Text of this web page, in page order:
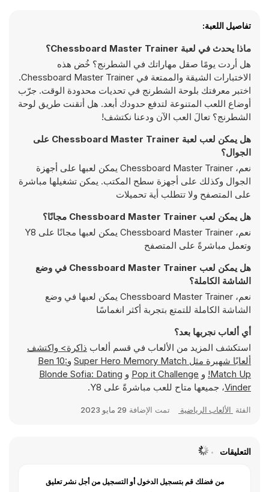
تفاصيل اللعبة:
ماذا يحدث في لعبة Chessboard Master Trainer؟
هل أردت يومًا صقل مهاراتك في الشطرنج؟ خُض هذه
الاختبارات الشيقة والممتعة في Chessboard Master Trainer.
اختبر معرفتك بلوحة الشطرنج في تحديات محدودة الوقت. جرّب
أوضاع اللعب المتنوعة لتدفع حدودك أبعد. هل أتقنت طريق لوحة
الشطرنج؟ تعالَ العب الآن ودعنا نكتشف!
هل يمكن لعب لعبة Chessboard Master Trainer على
الجوال؟
نعم، Chessboard Master Trainer يمكن لعبها على أجهزة
الجوال وكذلك على أجهزة سطح المكتب. يمكن تشغيلها مباشرة
على المتصفح ولا تتطلب أية تحميلات
هل يمكن لعب Chessboard Master Trainer مجانًا؟
نعم، Chessboard Master Trainer يمكن لعبها مجانًا على Y8
وتعمل مباشرةً على المتصفح
هل يمكن لعب Chessboard Master Trainer في وضع
الشاشة الكاملة؟
نعم، Chessboard Master Trainer يمكن لعبها في وضع
الشاشة الكاملة للتمتع بتجربة أكثر انغماسًا
أي ألعاب نجربها بعد؟
استكشف المزيد من الألعاب في قسم ألعاب
ذاكرة> واكتشف
ألعابًا شهيرة مثل Super Hero Memory Match وBen 10:
Match Up! و Pop it Challenge و Blonde Sofia: Dating
Vinder، جميعها متاح للعب مباشرةً على Y8.
الفئة الألعاب الرياضية تمت الإضافة 29 مايو 2023
التعليقات
من فضلك قم بتسجيل الدخول أو التسجيل من أجل نشر تعليق